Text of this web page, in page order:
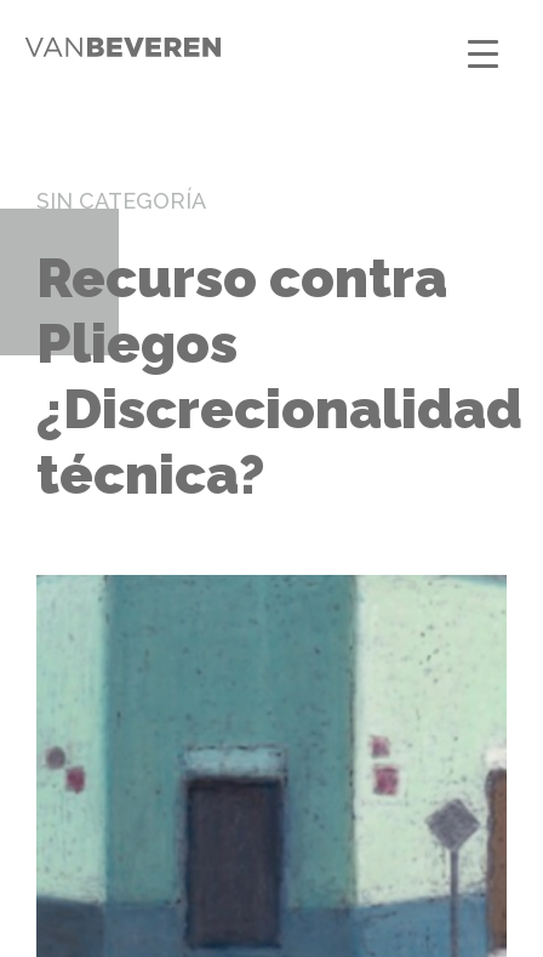
SIN CATEGORÍA
Recurso contra
Pliegos
¿Discrecionalidad
técnica?